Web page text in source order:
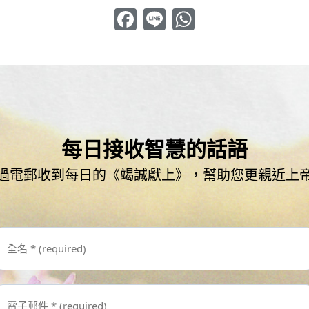
Facebook
Line WhatsApp
每日接收智慧的話語
電郵收到每日的《竭誠獻上》，幫助您更親近上